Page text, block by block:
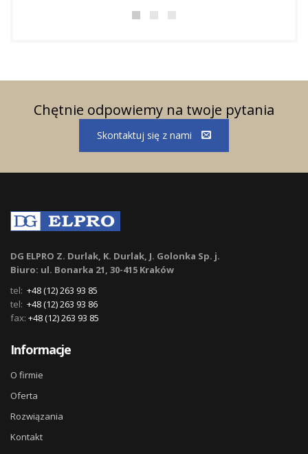
Chętnie odpowiemy na twoje pytania
Skontaktuj się z nami
DG ELPRO Z. Durlak, K. Durlak, J. Golonka Sp. j.
Biuro: ul. Bonarka 21, 30-415 Kraków
tel: +48 (12) 263 93 85
tel: +48 (12) 263 93 86
fax: +48 (12) 263 93 85
Informacje
O firmie
Oferta
Rozwiązania
Kontakt